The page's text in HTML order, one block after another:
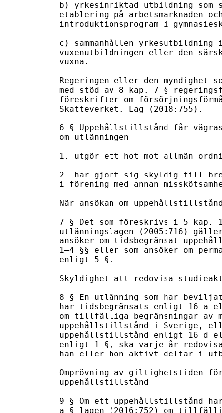
b) yrkesinriktad utbildning
etablering på arbetsmarknaden
introduktionsprogram i
c) sammanhållen yrkesutbildning
vuxenutbildningen eller den
vuxna.
Regeringen eller den myndighet
med stöd av 8 kap. 7 §
föreskrifter om
Skatteverket. Lag (2018:755).
6 § Uppehållstillstånd får
om utlänningen
1. utgör ett hot mot allmän
2. har gjort sig skyldig till
i förening med annan
När ansökan om
7 § Det som föreskrivs i 5
utlänningslagen (2005:716)
ansöker om tidsbegränsat
1–4 §§ eller som ansöker om
enligt 5 §.
Skyldighet att redovisa
8 § En utlänning som har
har tidsbegränsats enligt 16 a
om tillfälliga begränsningar av
uppehållstillstånd i Sverige,
uppehållstillstånd enligt 16 d
enligt 1 §, ska varje år
han eller hon aktivt deltar i
Omprövning av giltighetstiden
uppehållstillstånd
9 § Om ett uppehållstillstånd
a § lagen (2016:752) om